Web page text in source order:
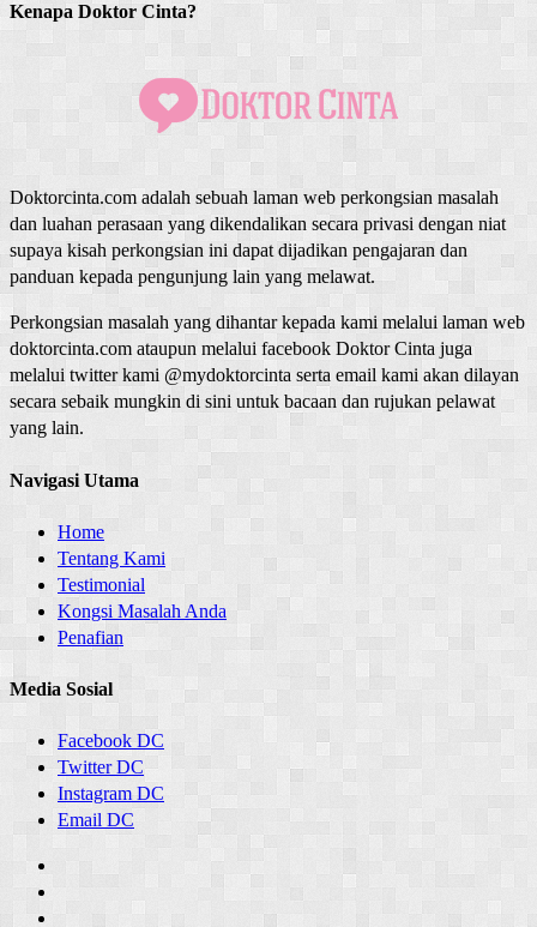
Kenapa Doktor Cinta?
Doktorcinta.com adalah sebuah laman web perkongsian masalah
dan luahan perasaan yang dikendalikan secara privasi dengan niat
supaya kisah perkongsian ini dapat dijadikan pengajaran dan
panduan kepada pengunjung lain yang melawat.
Perkongsian masalah yang dihantar kepada kami melalui laman web
doktorcinta.com ataupun melalui facebook Doktor Cinta juga
melalui twitter kami @mydoktorcinta serta email kami akan dilayan
secara sebaik mungkin di sini untuk bacaan dan rujukan pelawat
yang lain.
Navigasi Utama
Home
Tentang Kami
Testimonial
Kongsi Masalah Anda
Penafian
Media Sosial
Facebook DC
Twitter DC
Instagram DC
Email DC